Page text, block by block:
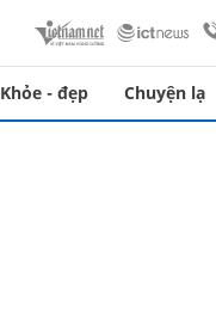
Khỏe - đẹp Chuyện lạ